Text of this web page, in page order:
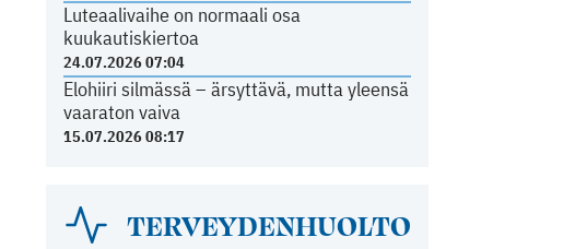
Luteaalivaihe on normaali osa
kuukautiskiertoa
24.07.2026 07:04
Elohiiri silmässä – ärsyttävä, mutta yleensä
vaaraton vaiva
15.07.2026 08:17
TERVEYDENHUOLTO